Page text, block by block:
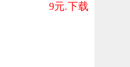
9元.下载